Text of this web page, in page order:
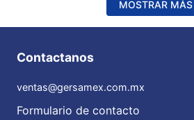
MOSTRAR MÁS
Contactanos
ventas@gersamex.com.mx
Formulario de contacto